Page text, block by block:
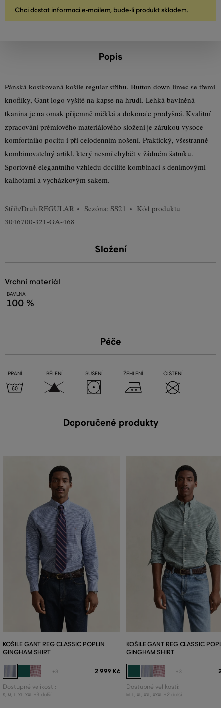
Chci dostat informaci e-mailem, bude-li produkt skladem.
Popis
Pánská kostkovaná košile regular střihu. Button down límec se třemi
knoflíky, Gant logo vyšité na kapse na hrudi. Lehká bavlněná
tkanina je na omak příjemně měkká a dokonale prodyšná. Kvalitní
zpracování prémiového materiálového složení je zárukou vysoce
komfortního pocitu i při celodenním nošení. Praktický, všestranně
kombinovatelný artikl, který nesmí chybět v žádném šatníku.
Sportovně-elegantního vzhledu docílíte kombinací s denimovými
kalhotami a vycházkovým sakem.
Střih/Druh REGULAR Sezóna: SS21
Kód produktu
3046700-321-GA-468
Složení
vrchní materiál
BAVLNA
100 %
Péče
PRANÍ BĚLENÍ SUŠENÍ ŽEHLENÍ ČIŠTENÍ
Doporučené produkty
KOŠILE GANT REG CLASSIC POPLIN
GINGHAM SHIRT
+3 2 999 Kč
Dostupné velikosti:
S M L XL XXL +3 další
KOŠILE GANT REG CLASSIC
GINGHAM SHIRT
+3
Dostupné velikosti:
M L XL XXL XXXL +2 další